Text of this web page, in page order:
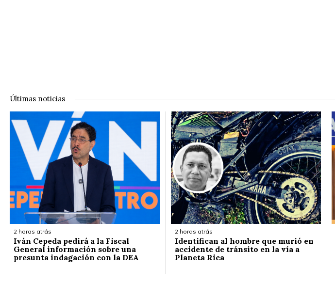
Últimas noticias
2 horas atrás
Iván Cepeda pedirá a la Fiscal
General información sobre una
presunta indagación con la DEA
2 horas atrás
Identifican al hombre que murió en
accidente de tránsito en la vía a
Planeta Rica